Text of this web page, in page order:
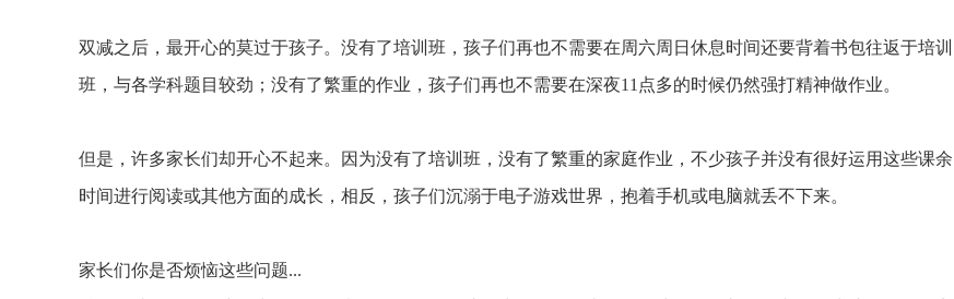
双减之后，最开心的莫过于孩子。没有了培训班，孩子们再也不需要在周六周日休息时间还要背着书包往返于培训
班，与各学科题目较劲；没有了繁重的作业，孩子们再也不需要在深夜11点多的时候仍然强打精神做作业。
但是，许多家长们却开心不起来。因为没有了培训班，没有了繁重的家庭作业，不少孩子并没有很好运用这些课余
时间进行阅读或其他方面的成长，相反，孩子们沉溺于电子游戏世界，抱着手机或电脑就丢不下来。
家长们你是否烦恼这些问题...